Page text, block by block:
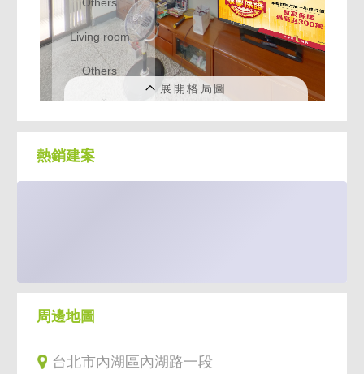
熱銷建案
周邊地圖
台北市內湖區內湖路一段